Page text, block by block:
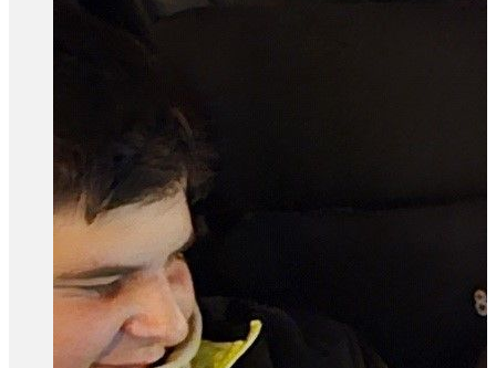
Sozialpflege